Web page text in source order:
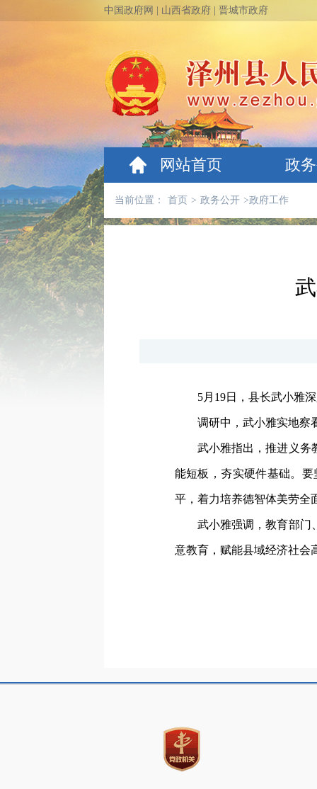
中国政府网 山西省政府 晋城市政府
网站首页 政
当前位置： 首页 > 政务公开 >政府工作
5月19日，县长武小雅
调研中，武小雅实地察
武小雅指出，推进义务
能短板，夯实硬件基础。
平，着力培养德智体美劳全
武小雅强调，教育部门
意教育，赋能县域经济社会